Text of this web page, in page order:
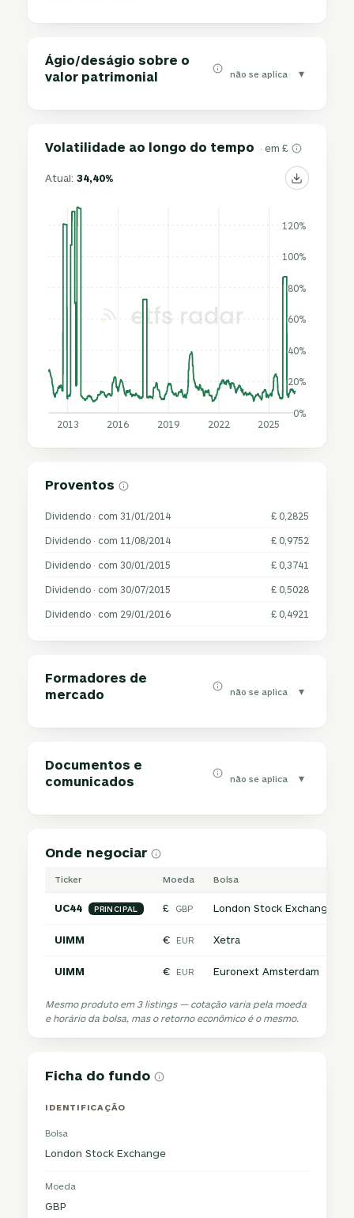
Ágio/deságio sobre o
valor patrimonial
não se aplica ▾
Volatilidade ao longo do tempo · em £
Atual:34,40%
0%
20%
40%
60%
80%
100%
120%
2013 2016 2019 2022 2025
Proventos
Dividendo · com 31/01/2014 £ 0,2825
Dividendo · com 11/08/2014 £ 0,9752
Dividendo · com 30/01/2015 £ 0,3741
Dividendo · com 30/07/2015 £ 0,5028
Dividendo · com 29/01/2016 £ 0,4921
Formadores de
mercado
não se aplica ▾
Documentos e
comunicados
não se aplica ▾
Onde negociar
Ticker Moeda Bolsa
UC44 PRINCIPAL £ GBP London Stock Exchange
UIMM € EUR Xetra
UIMM € EUR Euronext Amsterdam
Mesmo produto em 3 listings — cotação varia pela moeda
e horário da bolsa, mas o retorno econômico é o mesmo.
Ficha do fundo
IDENTIFICAÇÃO
Bolsa
London Stock Exchange
Moeda
GBP